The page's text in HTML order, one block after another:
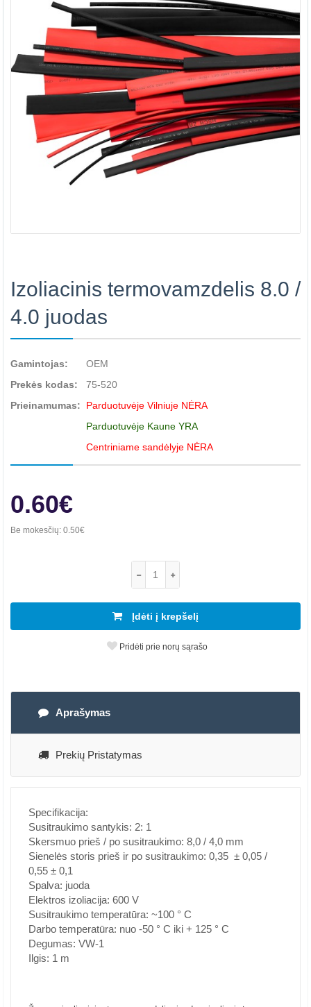
Izoliacinis termovamzdelis 8.0 /
4.0 juodas
Gamintojas:
OEM
Prekės kodas:
75-520
Prieinamumas:
Parduotuvėje Vilniuje NĖRA
Parduotuvėje Kaune YRA
Centriniame sandėlyje NĖRA
0.60€
Be mokesčių: 0.50€
Įdėti į krepšelį
Pridėti prie norų sąrašo
Aprašymas
Prekių Pristatymas
Specifikacija:
Susitraukimo santykis: 2: 1
Skersmuo prieš / po susitraukimo: 8,0 / 4,0 mm
Sienelės storis prieš ir po susitraukimo: 0,35 ± 0,05 /
0,55 ± 0,1
Spalva: juoda
Elektros izoliacija: 600 V
Susitraukimo temperatūra: ~100 ° C
Darbo temperatūra: nuo -50 ° C iki + 125 ° C
Degumas: VW-1
Ilgis: 1 m